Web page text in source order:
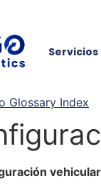
Servicios
Glossary Index
vehicular